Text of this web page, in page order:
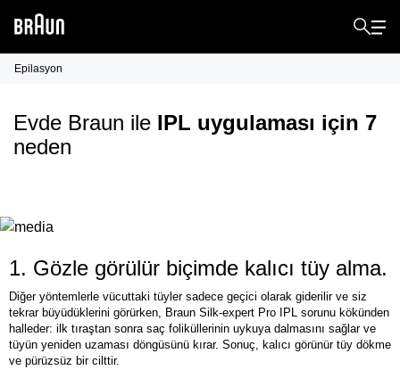
Epilasyon
Evde Braun ile IPL uygulaması için 7
neden
1. Gözle görülür biçimde kalıcı tüy alma.
Diğer yöntemlerle vücuttaki tüyler sadece geçici olarak giderilir ve siz
tekrar büyüdüklerini görürken, Braun Silk-expert Pro IPL sorunu kökünden
halleder: ilk tıraştan sonra saç foliküllerinin uykuya dalmasını sağlar ve
tüyün yeniden uzaması döngüsünü kırar. Sonuç, kalıcı görünür tüy dökme
ve pürüzsüz bir cilttir.